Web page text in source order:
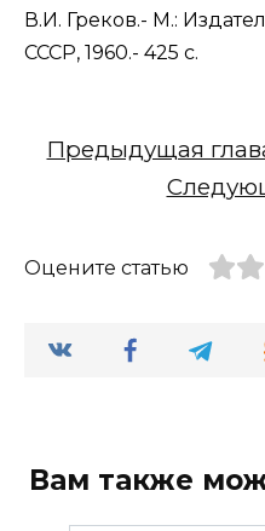
В.И. Греков.- М.:
СССР, 1960.- 425 с.
Предыдущая
Оцените статью
Вам также